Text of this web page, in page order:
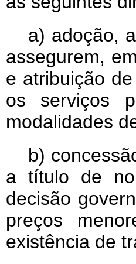
a) adoção,
assegurem,
e atribuição
os serviços
modalidades
b)
a título de
decisão
preços
existência de